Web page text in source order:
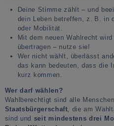
Deine Stimme zählt – und
dein Leben betreffen, z. B. in
oder Mobilität.
Mit dem neuen Wahlrecht
übertragen – nutze sie!
Wer nicht wählt, überlässt
das kann bedeuten, dass die
kurz kommen.
Wer darf wählen?
Wahlberechtigt sind alle Menschen
Staatsbürgerschaft , die am
sind und seit mindestens drei